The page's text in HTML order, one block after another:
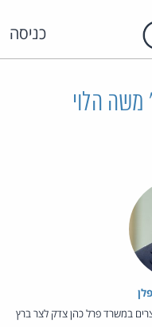
כניסה
במשרד פרל כהן צדק לצר ברץ